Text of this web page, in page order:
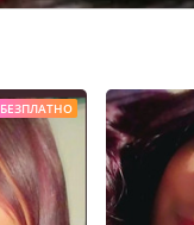
БЕЗПЛАТНО